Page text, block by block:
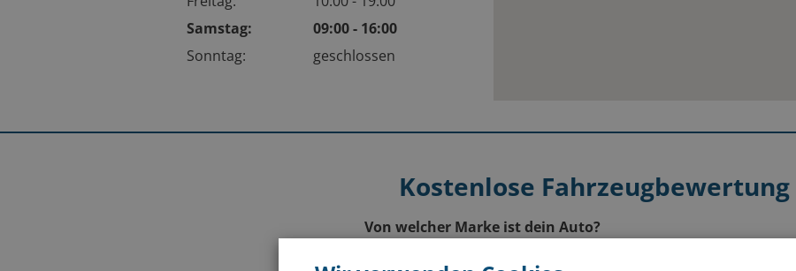
Samstag:
09:00 - 16:00
Sonntag:
geschlossen
Kostenlose Fahrzeugbewertung
Von welcher Marke ist dein Auto?